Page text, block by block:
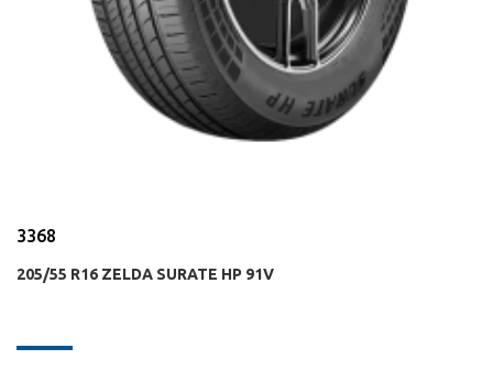
3368
205/55 R16 ZELDA SURATE HP 91V